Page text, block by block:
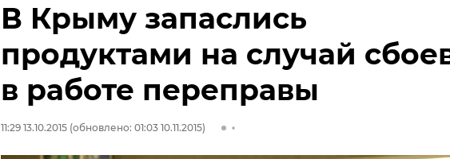
В Крыму запаслись
продуктами на случай
в работе переправы
11:29 13.10.2015 (обновлено: 01:03 10.11.2015)